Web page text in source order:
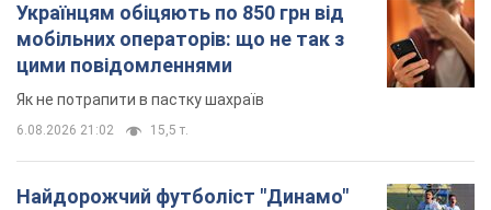
Українцям обіцяють по 850 грн від
мобільних операторів: що не так з
цими повідомленнями
Як не потрапити в пастку шахраїв
6.08.2026 21:02 15,5 т.
Найдорожчий футболіст "Динамо"